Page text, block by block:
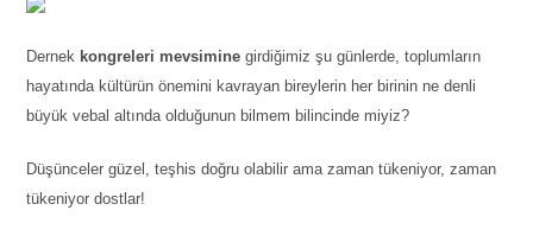
Dernek kongreleri mevsimine girdiğimiz şu günlerde, toplumların
hayatında kültürün önemini kavrayan bireylerin her birinin ne denli
büyük vebal altında olduğunun bilmem bilincinde miyiz?
Düşünceler güzel, teşhis doğru olabilir ama zaman tükeniyor, zaman
tükeniyor dostlar!